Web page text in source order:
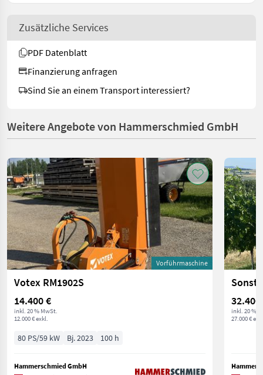
Zusätzliche Services
PDF Datenblatt
Finanzierung anfragen
Sind Sie an einem Transport interessiert?
Weitere Angebote von Hammerschmied GmbH
Vorführmaschine
Votex RM1902S
14.400 €
inkl. 20 % MwSt.
12.000 € exkl.
80 PS/59 kW Bj. 2023 100 h
Hammerschmied GmbH
32.400
inkl. 20 %
27.000 €